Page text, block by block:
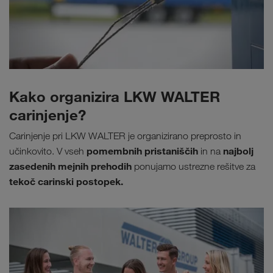
Kako organizira LKW WALTER
carinjenje?
Carinjenje pri LKW WALTER je organizirano preprosto in
učinkovito. V vseh pomembnih pristaniščih in na najbolj
zasedenih mejnih prehodih ponujamo ustrezne rešitve za
tekoč carinski postopek.